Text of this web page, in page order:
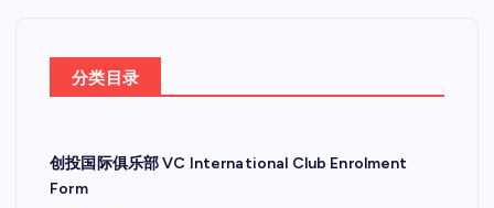
分类目录
创投国际俱乐部 VC International Club Enrolment
Form